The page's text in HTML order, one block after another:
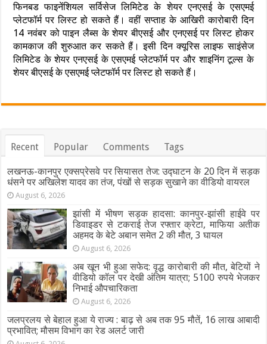
फिनबड फाइनेंशियल सर्विसेज लिमिटेड के शेयर एनएसई के एसएमई
प्लेटफॉर्म पर लिस्ट हो सकते हैं। वहीं सप्ताह के आखिरी कारोबारी दिन
14 नवंबर को पाइन लैब्स के शेयर बीएसई और एनएसई पर लिस्ट होकर
कामकाज की शुरुआत कर सकते हैं। इसी दिन क्यूरिस लाइफ साइंसेज
लिमिटेड के शेयर एनएसई के एसएमई प्लेटफॉर्म पर और शाइनिंग टूल्स के
शेयर बीएसई के एसएमई प्लेटफॉर्म पर लिस्ट हो सकते हैं।
Recent Popular Comments Tags
लखनऊ-कानपुर एक्सप्रेसवे पर सियासत तेज: उद्घाटन के 20 दिन में सड़क
धंसने पर अखिलेश यादव का तंज, पंखों से सड़क सुखाने का वीडियो वायरल
August 6, 2026
झांसी में भीषण सड़क हादसा: कानपुर-झांसी हाईवे पर
डिवाइडर से टकराई तेज रफ्तार क्रेटा, माफिया अतीक
अहमद के बेटे अबान समेत 2 की मौत, 3 घायल
August 6, 2026
अब खून भी हुआ सफेद: वृद्ध कारोबारी की मौत, बेटियों ने
वीडियो कॉल पर देखी अंतिम यात्रा; 5100 रुपये भेजकर
निभाई औपचारिकता
August 6, 2026
जलप्रलय से बेहाल हुआ ये राज्य : बाढ़ से अब तक 95 मौतें, 16 लाख आबादी
प्रभावित; मौसम विभाग का रेड अलर्ट जारी